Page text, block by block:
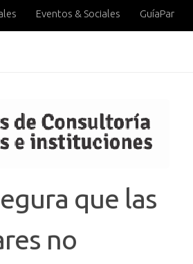
Eventos & Sociales GuíaPar
que las
no